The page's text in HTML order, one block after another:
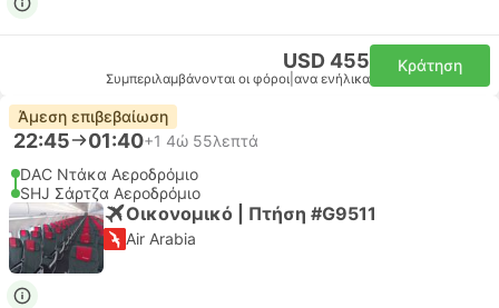
USD 455
Συμπεριλαμβάνονται οι φόροι ανα ενήλικα
Κράτηση
Άμεση επιβεβαίωση
22:45 01:40+1 4ώ 55λεπτά
DAC Ντάκα Αεροδρόμιο
SHJ Σάρτζα Αεροδρόμιο
Οικονομικό | Πτήση #G9511
Air Arabia